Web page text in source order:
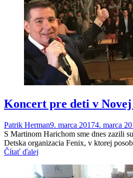
Koncert pre deti v
Patrik Herman9. marca 20174. marca
S Martinom Harichom sme dnes zazili
Detska organizacia Fenix, v ktorej
Čítať ďalej